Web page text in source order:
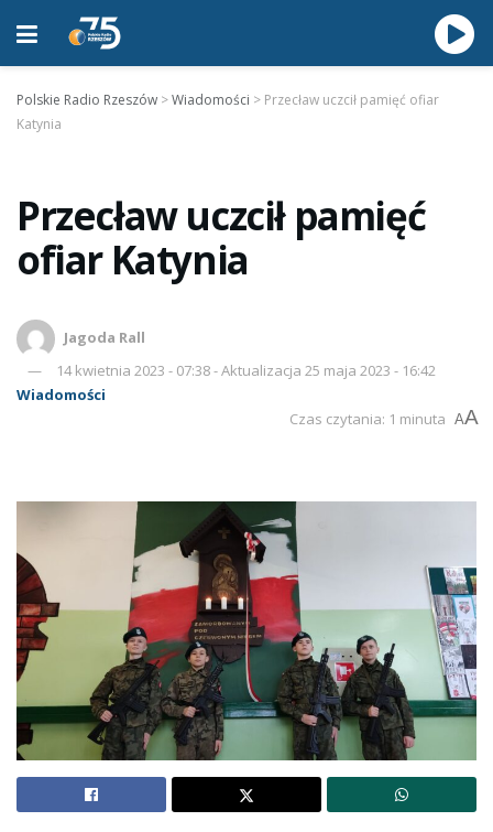
Polskie Radio Rzeszów >Wiadomości > Przecław uczcił pamięć ofiar
Katynia
Przecław uczcił pamięć
ofiar Katynia
Jagoda Rall
14 kwietnia 2023 - 07:38 - Aktualizacja 25 maja 2023 - 16:42
Wiadomości
Czas czytania: 1 minuta AA